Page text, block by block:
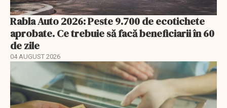
Rabla Auto 2026: Peste 9.700 de ecotichete
aprobate. Ce trebuie să facă beneficiarii în 60
de zile
04 AUGUST 2026